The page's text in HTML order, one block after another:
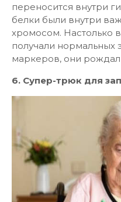
переносится внутри
белки были внутри
хромосом. Настолько
получали нормальных
маркеров, они
6. Супер-трюк для